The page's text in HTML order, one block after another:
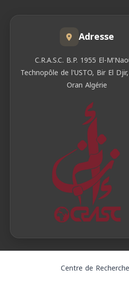
Adresse
C.R.A.S.C. B.P. 1955 El-
Technopôle de l'USTO, Bir El
Oran Algérie
Centre de